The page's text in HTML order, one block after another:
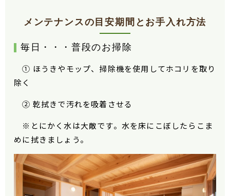
メンテナンスの目安期間とお手入れ方法
毎日・・・普段のお掃除
① ほうきやモップ、掃除機を使用してホコリを取り
除く
② 乾拭きで汚れを吸着させる
※とにかく水は大敵です。水を床にこぼしたらこま
めに拭きましょう。